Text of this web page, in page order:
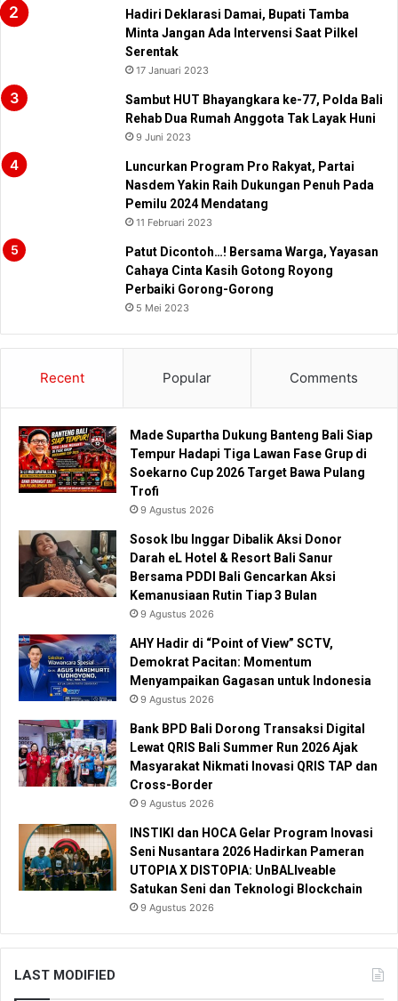
Hadiri Deklarasi Damai, Bupati Tamba
Minta Jangan Ada Intervensi Saat Pilkel
Serentak
17 Januari 2023
Sambut HUT Bhayangkara ke-77, Polda Bali
Rehab Dua Rumah Anggota Tak Layak Huni
9 Juni 2023
Luncurkan Program Pro Rakyat, Partai
Nasdem Yakin Raih Dukungan Penuh Pada
Pemilu 2024 Mendatang
11 Februari 2023
Patut Dicontoh…! Bersama Warga, Yayasan
Cahaya Cinta Kasih Gotong Royong
Perbaiki Gorong-Gorong
5 Mei 2023
Recent Popular Comments
Made Supartha Dukung Banteng Bali Siap
Tempur Hadapi Tiga Lawan Fase Grup di
Soekarno Cup 2026 Target Bawa Pulang
Trofi
9 Agustus 2026
Sosok Ibu Inggar Dibalik Aksi Donor
Darah eL Hotel & Resort Bali Sanur
Bersama PDDI Bali Gencarkan Aksi
Kemanusiaan Rutin Tiap 3 Bulan
9 Agustus 2026
AHY Hadir di “Point of View” SCTV,
Demokrat Pacitan: Momentum
Menyampaikan Gagasan untuk Indonesia
9 Agustus 2026
Bank BPD Bali Dorong Transaksi Digital
Lewat QRIS Bali Summer Run 2026 Ajak
Masyarakat Nikmati Inovasi QRIS TAP dan
Cross-Border
9 Agustus 2026
INSTIKI dan HOCA Gelar Program Inovasi
Seni Nusantara 2026 Hadirkan Pameran
UTOPIA X DISTOPIA: UnBALIveable
Satukan Seni dan Teknologi Blockchain
9 Agustus 2026
LAST MODIFIED